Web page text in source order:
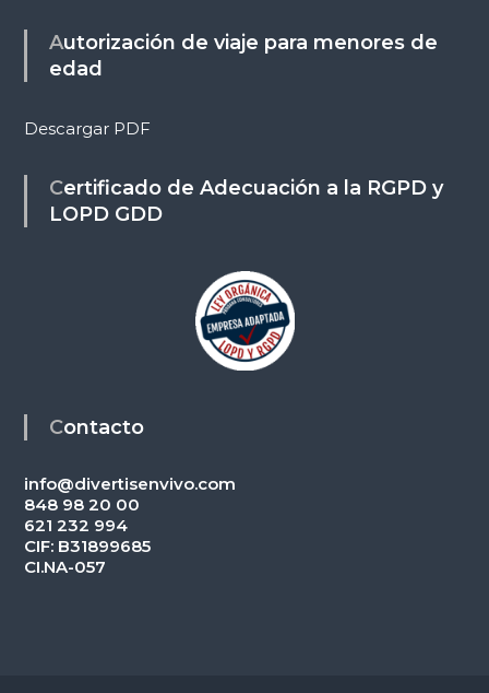
Autorización de viaje para menores de
edad
Descargar PDF
Certificado de Adecuación a la RGPD y
LOPD GDD
Contacto
info@divertisenvivo.com
848 98 20 00
621 232 994
CIF: B31899685
CI.NA-057